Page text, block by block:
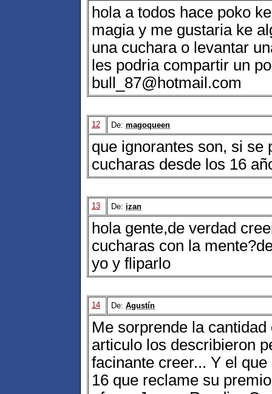
hola a todos hace poko
magia y me gustaria ke
una cuchara o levantar
les podria compartir un
bull_87@hotmail.com
12 De: magoqueen
que ignorantes son, si se
cucharas desde los 16
13 De: izan
hola gente,de verdad
cucharas con la
yo y fliparlo
14 De: Agustín
Me sorprende la
articulo los describieron
facinante creer... Y el
16 que reclame su